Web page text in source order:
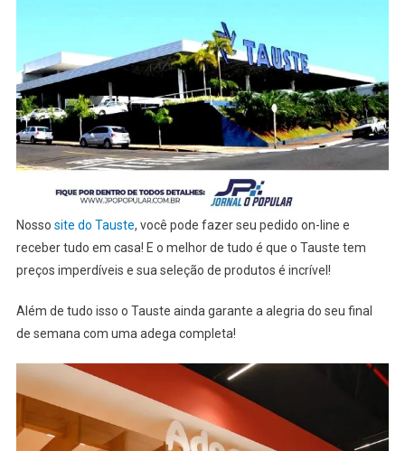
Nosso site do Tauste, você pode fazer seu pedido on-line e
receber tudo em casa! E o melhor de tudo é que o Tauste tem
preços imperdíveis e sua seleção de produtos é incrível!
Além de tudo isso o Tauste ainda garante a alegria do seu final
de semana com uma adega completa!